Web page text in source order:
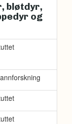
bløtdyr,
og